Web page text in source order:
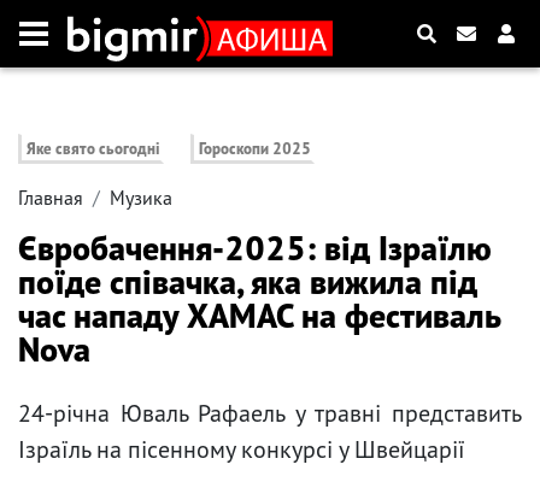
Яке свято сьогодні Гороскопи 2025
Главная Музика
Євробачення-2025: від Ізраїлю
поїде співачка, яка вижила під
час нападу ХАМАС на фестиваль
Nova
24-річна Юваль Рафаель у травні представить
Ізраїль на пісенному конкурсі у Швейцарії